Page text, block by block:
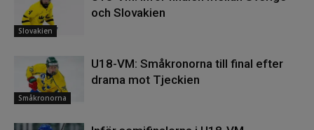
Slovakien
och Slovakien
Småkronorna
U18-VM: Småkronorna till final efter
drama mot Tjeckien